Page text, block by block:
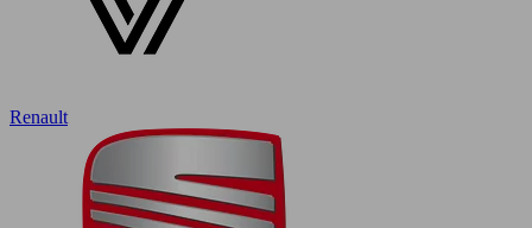
Renault